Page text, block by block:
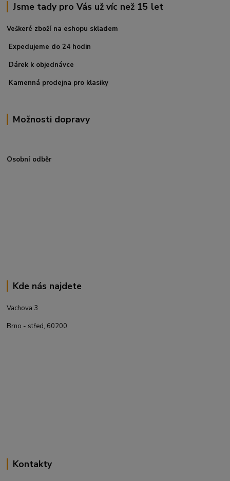
Jsme tady pro Vás už víc než 15 let
Veškeré zboží na eshopu skladem
Expedujeme do 24 hodin
Dárek k objednávce
Kamenná prodejna pro klasiky
Možnosti dopravy
Osobní odběr
Kde nás najdete
Vachova 3
Brno - střed, 60200
Kontakty